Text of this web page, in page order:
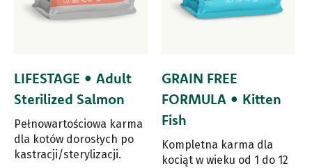
LIFESTAGE • Adult
Sterilized Salmon
Pełnowartościowa karma
dla kotów dorosłych po
kastracji/sterylizacji.
GRAIN FREE
FORMULA • Kitten
Fish
Kompletna karma dla
kociąt w wieku od 1 do 12